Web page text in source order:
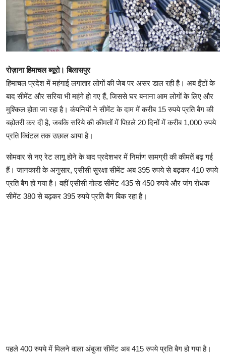
नौकरियां
धर्म/ज्योतिष
हिमाचली व्यंजन
रोज़ाना हिमाचल ब्यूरो। बिलासपुर
हिमाचल प्रदेश में महंगाई लगातार लोगों की जेब पर असर डाल रही है। अब ईंटों के
बाद सीमेंट और सरिया भी महंगे हो गए हैं, जिससे घर बनाना आम लोगों के लिए और
मुश्किल होता जा रहा है। कंपनियों ने सीमेंट के दाम में करीब 15 रुपये प्रति बैग की
बढ़ोतरी कर दी है, जबकि सरिये की कीमतों में पिछले 20 दिनों में करीब 1,000 रुपये
प्रति क्विंटल तक उछाल आया है।
सोमवार से नए रेट लागू होने के बाद प्रदेशभर में निर्माण सामग्री की कीमतें बढ़ गई
हैं। जानकारी के अनुसार, एसीसी सुरक्षा सीमेंट अब 395 रुपये से बढ़कर 410 रुपये
प्रति बैग हो गया है। वहीं एसीसी गोल्ड सीमेंट 435 से 450 रुपये और जंग रोधक
सीमेंट 380 से बढ़कर 395 रुपये प्रति बैग बिक रहा है।
पहले 400 रुपये में मिलने वाला अंबुजा सीमेंट अब 415 रुपये प्रति बैग हो गया है।